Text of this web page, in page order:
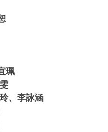
珮
、李詠涵